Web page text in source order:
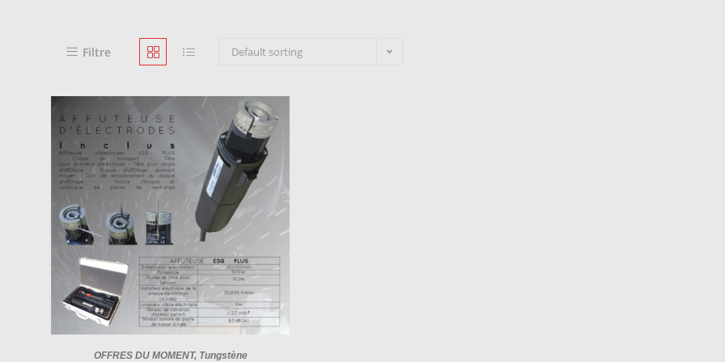
Filtre Default sorting
OFFRES DU MOMENT, Tungstène